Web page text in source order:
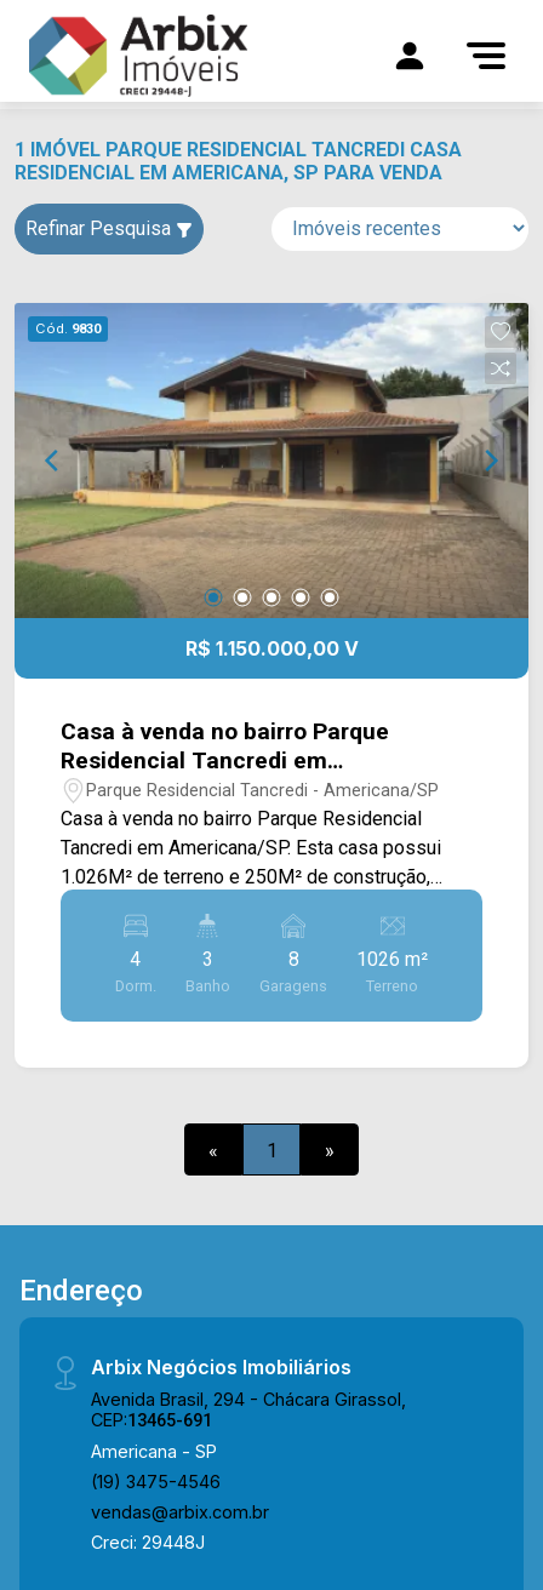
1 IMÓVEL PARQUE RESIDENCIAL TANCREDI CASA
RESIDENCIAL EM AMERICANA, SP PARA VENDA
Refinar Pesquisa
Cód. 9830
R$ 1.150.000,00 V
Casa à venda no bairro Parque
Residencial Tancredi em
Americana/SP
Parque Residencial Tancredi - Americana/SP
Casa à venda no bairro Parque Residencial
Tancredi em Americana/SP. Esta casa possui
1.026M² de terreno e 250M² de construção,
contando com ampla sala de estar, sala de jantar
integrada com a cozinha planejada e área de
serviço com armários. Sua área de lazer é
excelente, oferecendo um espaço gourmet com
churrasqueira e um extenso quintal todo gramado
próximo à Av. Santino Faraone e Rod. Luiz de
Queiroz. Esta região conta com represa do Salto
acesso as cidades de Nova Odessa e Paulínia.
e agende a sua visita!! WhatsApp e Telefone:
(19) 3475-4546 ARBIX IMÓVEIS - Presente em
4
Dorm.
3
Banho
8
Garagens
1026 m²
Terreno
« 1 »
Endereço
Arbix Negócios Imobiliários
Avenida Brasil, 294 - Chácara Girassol,
CEP:13465-691
Americana - SP
(19) 3475-4546
vendas@arbix.com.br
Creci: 29448J